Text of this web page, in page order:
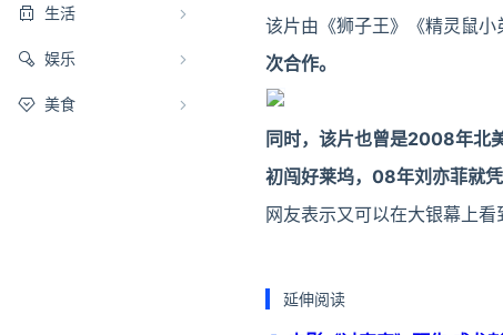
生活
娱乐
美食
该片由《狮子王》《精灵鼠小
次合作。
同时，该片也曾是2008年北
初闯好莱坞，08年刘亦菲就
网友表示又可以在大银幕上看
延伸阅读